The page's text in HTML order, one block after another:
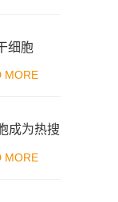
细胞
MORE
成为热搜
MORE